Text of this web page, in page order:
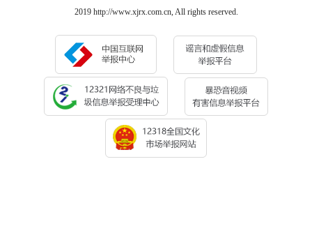
2019 http://www.xjrx.com.cn, All rights reserved.